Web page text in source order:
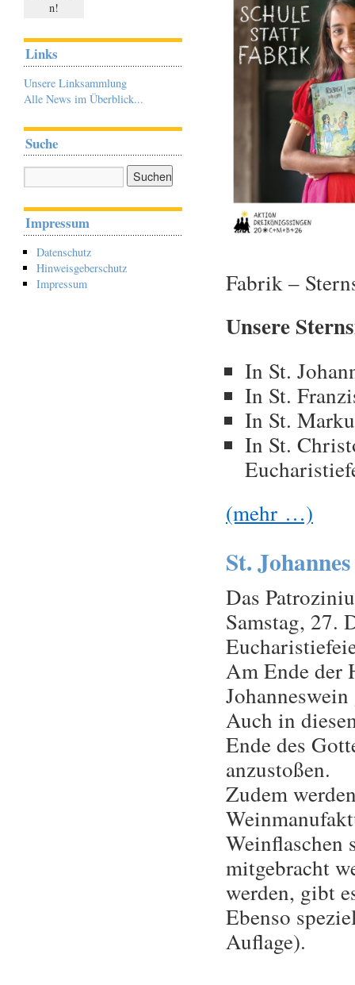
Fabrik –
Unsere
In St.
In St.
In St.
In St.
(mehr …)
St.
Das
Samstag, 27.
Am Ende der
Johanneswein
Auch in
Ende des
anzustoßen.
Zudem
Weinflaschen
mitgebracht
werden, gibt
Ebenso
Auflage).
Links
Unsere Linksammlung
Alle News im Überblick...
Suche
Impressum
Datenschutz
Hinweisgeberschutz
Impressum